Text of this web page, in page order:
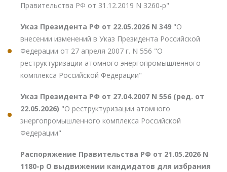
Правительства РФ от 31.12.2019 N 3260-р"
Указ Президента РФ от 22.05.2026 N 349 "О
внесении изменений в Указ Президента Российской
Федерации от 27 апреля 2007 г. N 556 "О
реструктуризации атомного энергопромышленного
комплекса Российской Федерации"
Указ Президента РФ от 27.04.2007 N 556 (ред. от
22.05.2026) "О реструктуризации атомного
энергопромышленного комплекса Российской
Федерации"
Распоряжение Правительства РФ от 21.05.2026 N
1180-р О выдвижении кандидатов для избрания